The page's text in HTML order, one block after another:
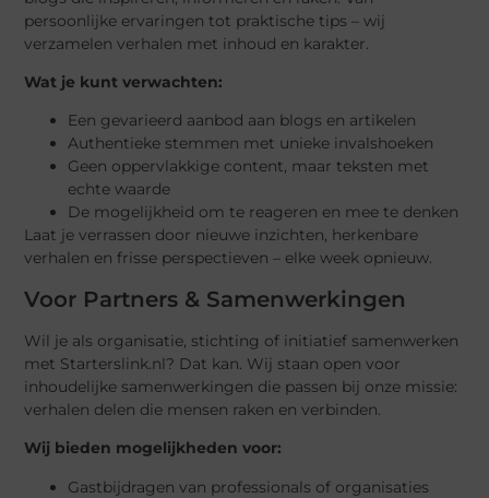
persoonlijke ervaringen tot praktische tips – wij
verzamelen verhalen met inhoud en karakter.
Wat je kunt verwachten:
Een gevarieerd aanbod aan blogs en artikelen
Authentieke stemmen met unieke invalshoeken
Geen oppervlakkige content, maar teksten met
echte waarde
De mogelijkheid om te reageren en mee te denken
Laat je verrassen door nieuwe inzichten, herkenbare
verhalen en frisse perspectieven – elke week opnieuw.
Voor Partners & Samenwerkingen
Wil je als organisatie, stichting of initiatief samenwerken
met Starterslink.nl? Dat kan. Wij staan open voor
inhoudelijke samenwerkingen die passen bij onze missie:
verhalen delen die mensen raken en verbinden.
Wij bieden mogelijkheden voor:
Gastbijdragen van professionals of organisaties